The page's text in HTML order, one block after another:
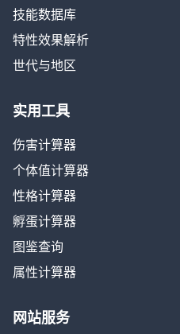
技能数据库
特性效果解析
世代与地区
实用工具
伤害计算器
个体值计算器
性格计算器
孵蛋计算器
图鉴查询
属性计算器
网站服务